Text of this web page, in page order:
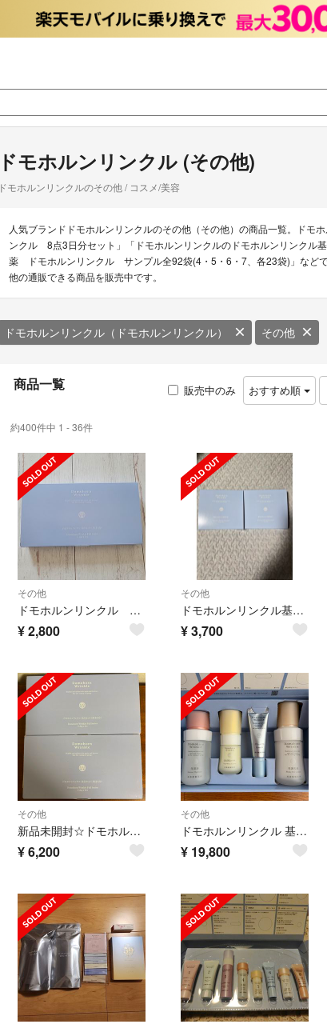
ドモホルンリンクル (その他)
ドモホルンリンクルのその他 / コスメ/美容
人気ブランドドモホルンリンクルのその他（その他）の商品一覧。ドモ
ンクル 8点3日分セット」「ドモホルンリンクルのドモホルンリンクル
薬 ドモホルンリンクル サンプル全92袋(4・5・6・7、各23袋)」など
他の通販できる商品を販売中です。
ドモホルンリンクル（ドモホルンリンクル） その他
商品一覧 販売中のみ おすすめ順
約400件中 1 - 36件
その他
ドモホルンリンクル 8点3日分セット
¥2,800
その他
ドモホルンリンクル基本4点セットミニサイズ2個セット
¥3,700
その他
新品未開封☆ドモホルンリンクルお試し8点セット✖️2
¥6,200
その他
ドモホルンリンクル 基本4点 ハーフセット
¥ 19,800